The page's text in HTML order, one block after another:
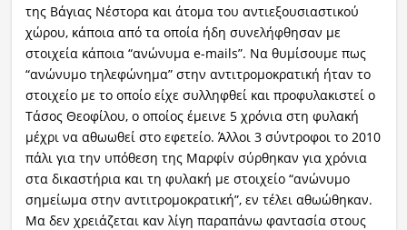
της Βάγιας Νέστορα και άτομα του αντιεξουσιαστικού
χώρου, κάποια από τα οποία ήδη συνελήφθησαν με
στοιχεία κάποια “ανώνυμα e-mails”. Να θυμίσουμε πως
“ανώνυμο τηλεφώνημα” στην αντιτρομοκρατική ήταν το
στοιχείο με το οποίο είχε συλληφθεί και προφυλακιστεί ο
Τάσος Θεοφίλου, ο οποίος έμεινε 5 χρόνια στη φυλακή
μέχρι να αθωωθεί στο εφετείο. Άλλοι 3 σύντροφοι το 2010
πάλι για την υπόθεση της Μαρφίν σύρθηκαν για χρόνια
στα δικαστήρια και τη φυλακή με στοιχείο “ανώνυμο
σημείωμα στην αντιτρομοκρατική”, εν τέλει αθωώθηκαν.
Μα δεν χρειάζεται καν λίγη παραπάνω φαντασία στους